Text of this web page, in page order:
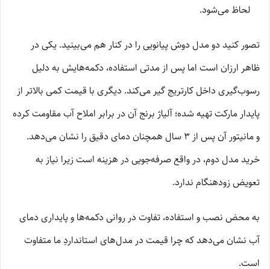
لحاظ می‌شود.
تصور کنید دو مدل دوش پیانویی را در کنار هم می‌بینید. یکی در
ظاهر ارزان است اما پس از مدتی استفاده، دکمه‌هایش به دلیل
رسوب‌گیری داخل کارتریج گیر می‌کند. دیگری با قیمت کمی بالاتر از
پایدار مارکت تهیه شده؛ آلیاژ برنج آن در برابر املاح آب مقاومت کرده
و مانیتور آن پس از ۳ سال همچنان دمای دقیق را نشان می‌دهد.
خرید مدل دوم، در واقع صرفه‌جویی در هزینه است زیرا نیاز به
تعویض زودهنگام ندارد.
به محض نصب و استفاده، تفاوت در روانی دکمه‌ها و پایداری دمای
آب نشان می‌دهد که چرا قیمت در مدل‌های استانداردِ ما متفاوت
است.